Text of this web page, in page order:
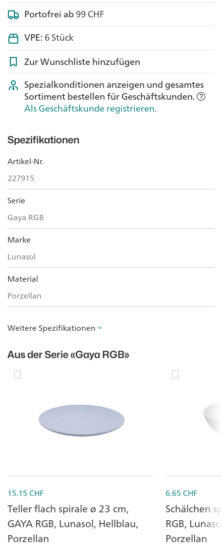
Portofrei ab99 CHF
VPE:6 Stück
Zur Wunschliste hinzufügen
Spezialkonditionen anzeigen und gesamtes
Sortiment bestellen für Geschäftskunden.
Als Geschäftskunde registrieren.
Spezifikationen
Artikel-Nr.
227915
Serie
Gaya RGB
Marke
Lunasol
Material
Porzellan
Weitere Spezifikationen
Aus der Serie«Gaya RGB»
15.15 CHF
Teller flach spirale ø 23 cm,
GAYA RGB, Lunasol, Hellblau,
Porzellan
6.65 CHF
Schälchen
RGB,
Porzellan